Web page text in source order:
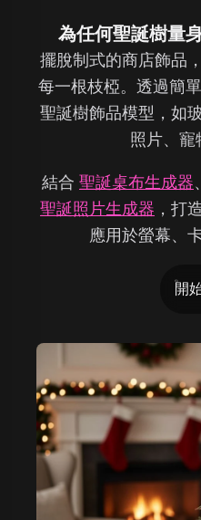
為任何聖誕樹量
擺脫制式的商店飾品
每一根枝椏。透過簡
聖誕樹飾品模型，如
照片、寵
結合 聖誕桌布生成器、
聖誕照片生成器 ，打
應用於螢幕、
開